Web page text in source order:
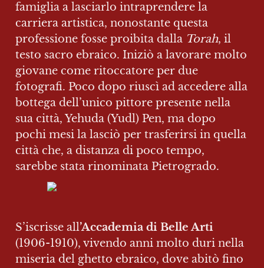
famiglia a lasciarlo intraprendere la
carriera artistica, nonostante questa
professione fosse proibita dalla Torah, il
testo sacro ebraico. Iniziò a lavorare molto
giovane come ritoccatore per due
fotografi. Poco dopo riuscì ad accedere alla
bottega dell’unico pittore presente nella
sua città, Yehuda (Yudl) Pen, ma dopo
pochi mesi la lasciò per trasferirsi in quella
città che, a distanza di poco tempo,
sarebbe stata rinominata Pietrogrado.
S’iscrisse all’Accademia di Belle Arti
(1906-1910), vivendo anni molto duri nella
miseria del ghetto ebraico, dove abitò fino